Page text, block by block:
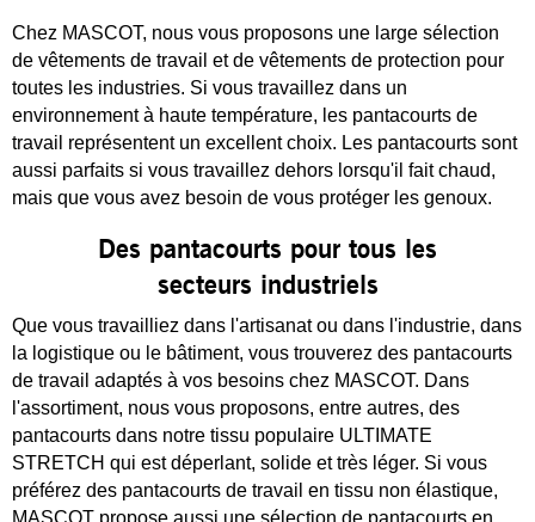
Chez MASCOT, nous vous proposons une large sélection
de vêtements de travail et de vêtements de protection pour
toutes les industries. Si vous travaillez dans un
environnement à haute température, les pantacourts de
travail représentent un excellent choix. Les pantacourts sont
aussi parfaits si vous travaillez dehors lorsqu'il fait chaud,
mais que vous avez besoin de vous protéger les genoux.
Des pantacourts pour tous les
secteurs industriels
Que vous travailliez dans l'artisanat ou dans l'industrie, dans
la logistique ou le bâtiment, vous trouverez des pantacourts
de travail adaptés à vos besoins chez MASCOT. Dans
l'assortiment, nous vous proposons, entre autres, des
pantacourts dans notre tissu populaire ULTIMATE
STRETCH qui est déperlant, solide et très léger. Si vous
préférez des pantacourts de travail en tissu non élastique,
MASCOT propose aussi une sélection de pantacourts en